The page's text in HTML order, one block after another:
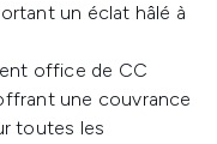
un éclat hâlé à
office de CC
une couvrance
toutes les